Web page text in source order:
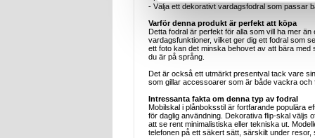
- Välja ett dekorativt vardagsfodral som passar
Varför denna produkt är perfekt att köpa
Detta fodral är perfekt för alla som vill ha mer
vardagsfunktioner, vilket ger dig ett fodral som
ett foto kan det minska behovet av att bära
du är på språng.
Det är också ett utmärkt presentval tack vare
som gillar accessoarer som är både vackra och
Intressanta fakta om denna typ av fodral
Mobilskal i plånboksstil är fortfarande populära
för daglig användning. Dekorativa flip-skal väljs
att se rent minimalistiska eller tekniska ut.
telefonen på ett säkert sätt, särskilt under resor,